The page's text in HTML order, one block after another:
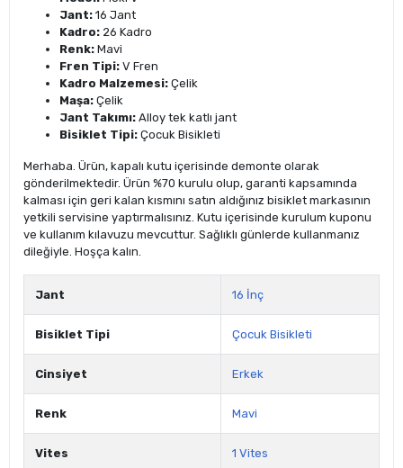
Jant: 16 Jant
Kadro: 26 Kadro
Renk: Mavi
Fren Tipi: V Fren
Kadro Malzemesi: Çelik
Maşa: Çelik
Jant Takımı: Alloy tek katlı jant
Bisiklet Tipi: Çocuk Bisikleti
Merhaba. Ürün, kapalı kutu içerisinde demonte olarak
gönderilmektedir. Ürün %70 kurulu olup, garanti kapsamında
kalması için geri kalan kısmını satın aldığınız bisiklet markasının
yetkili servisine yaptırmalısınız. Kutu içerisinde kurulum kuponu
ve kullanım kılavuzu mevcuttur. Sağlıklı günlerde kullanmanız
dileğiyle. Hoşça kalın.
Jant 16 İnç
Bisiklet Tipi Çocuk Bisikleti
Cinsiyet Erkek
Renk Mavi
Vites 1 Vites